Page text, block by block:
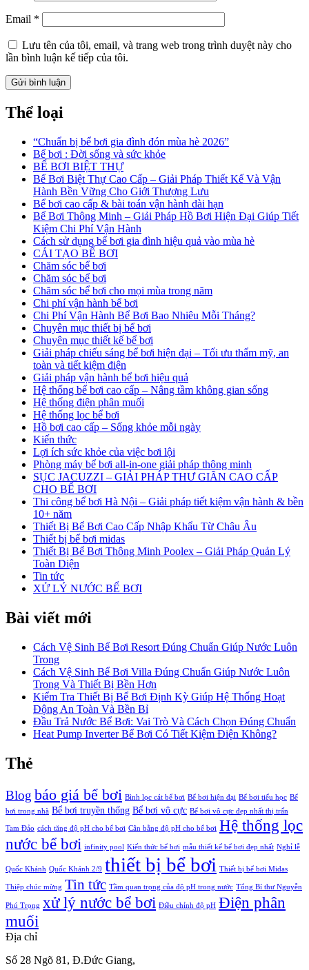
Email *
Lưu tên của tôi, email, và trang web trong trình duyệt này cho
lần bình luận kế tiếp của tôi.
Thể loại
“Chuẩn bị bể bơi gia đình đón mùa hè 2026”
Bể bơi : Đời sống và sức khỏe
BỂ BƠI BIỆT THỰ
Bể Bơi Biệt Thự Cao Cấp – Giải Pháp Thiết Kế Và Vận
Hành Bền Vững Cho Giới Thượng Lưu
Bể bơi cao cấp & bài toán vận hành dài hạn
Bể Bơi Thông Minh – Giải Pháp Hồ Bơi Hiện Đại Giúp Tiết
Kiệm Chi Phí Vận Hành
Cách sử dụng bể bơi gia đình hiệu quả vào mùa hè
CẢI TẠO BỂ BƠI
Chăm sóc bể bơi
Chăm sóc bể bơi
Chăm sóc bể bơi cho mọi mùa trong năm
Chi phí vận hành bể bơi
Chi Phí Vận Hành Bể Bơi Bao Nhiêu Mỗi Tháng?
Chuyên mục thiết bị bể bơi
Chuyên mục thiết kế bể bơi
Giải pháp chiếu sáng bể bơi hiện đại – Tối ưu thẩm mỹ, an
toàn và tiết kiệm điện
Giải pháp vận hành bể bơi hiệu quả
Hệ thống bể bơi cao cấp – Nâng tầm không gian sống
Hệ thống điện phân muối
Hệ thống lọc bể bơi
Hồ bơi cao cấp – Sống khỏe mỗi ngày
Kiến thức
Lợi ích sức khỏe của việc bơi lội
Phòng máy bể bơi all-in-one giải pháp thông minh
SỤC JACUZZI – GIẢI PHÁP THƯ GIÃN CAO CẤP
CHO BỂ BƠI
Thi công bể bơi Hà Nội – Giải pháp tiết kiệm vận hành & bền
10+ năm
Thiết Bị Bể Bơi Cao Cấp Nhập Khẩu Từ Châu Âu
Thiết bị bể bơi midas
Thiết Bị Bể Bơi Thông Minh Poolex – Giải Pháp Quản Lý
Toàn Diện
Tin tức
XỬ LÝ NƯỚC BỂ BƠI
Bài viết mới
Cách Vệ Sinh Bể Bơi Resort Đúng Chuẩn Giúp Nước Luôn
Trong
Cách Vệ Sinh Bể Bơi Villa Đúng Chuẩn Giúp Nước Luôn
Trong Và Thiết Bị Bền Hơn
Kiểm Tra Thiết Bị Bể Bơi Định Kỳ Giúp Hệ Thống Hoạt
Động An Toàn Và Bền Bỉ
Đầu Trả Nước Bể Bơi: Vai Trò Và Cách Chọn Đúng Chuẩn
Heat Pump Inverter Bể Bơi Có Tiết Kiệm Điện Không?
Thẻ
Blog báo giá bể bơi Bình lọc cát bể bơi Bể bơi hiện đại Bể bơi tiểu học Bể
bơi trong nhà Bể bơi truyền thống Bể bơi vô cực Bể bơi vô cực đẹp nhất thị trấn
Tam Đảo cách tăng độ pH cho bể bơi Cân bằng độ pH cho bể bơi Hệ thống lọc
nước bể bơi infinity pool Kiến thức bể bơi mẫu thiết kế bể bơi đẹp nhất Nghỉ lễ
Quốc Khánh Quốc Khánh 2/9 thiết bị bể bơi Thiết bị bể bơi Midas
Thiệp chúc mừng Tin tức Tầm quan trọng của độ pH trong nước Tổng Bí thư Nguyễn
Phú Trọng xử lý nước bể bơi Điều chỉnh độ pH Điện phân
muối
Địa chỉ
Số 28 Ngõ 81, Đ.Đức Giang,